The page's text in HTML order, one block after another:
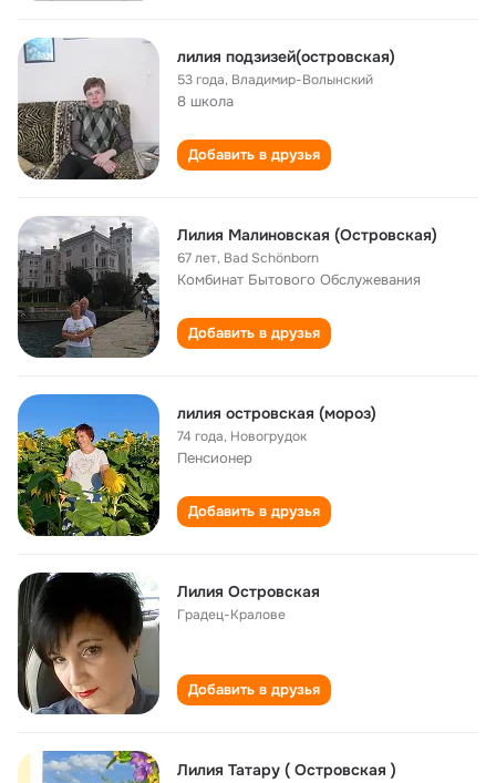
лилия подзизей(островская)
53 года, Владимир-Волынский
8 школа
Добавить в друзья
Лилия Малиновская (Островская)
67 лет, Bad Schönborn
Комбинат Бытового Обслужевания
Добавить в друзья
лилия островская (мороз)
74 года, Новогрудок
Пенсионер
Добавить в друзья
Лилия Островская
Градец-Кралове
Добавить в друзья
Лилия Татару ( Островская )